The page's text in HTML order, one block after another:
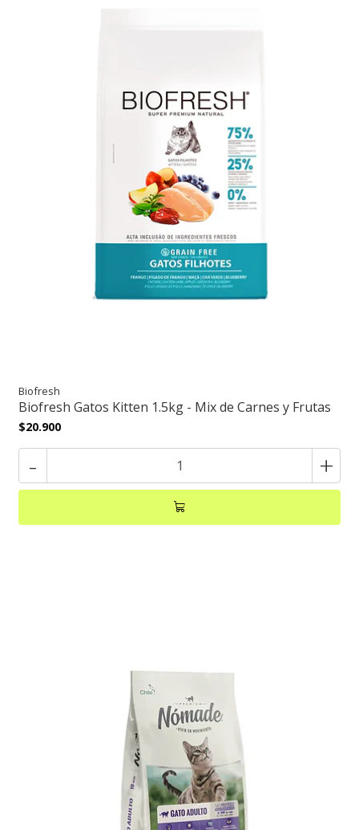
Biofresh
Biofresh Gatos Kitten 1.5kg - Mix de Carnes y Frutas
$20.900
- +